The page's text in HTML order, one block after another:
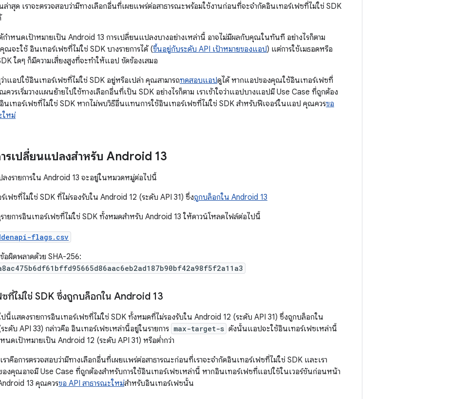
าสุด เราจะตรวจสอบว่ามีทางเลือกอื่นที่เผยแพร่ต่อสาธารณะพร้อมใช้งานก่อนที่จะจำกัดอินเทอร์เฟซที่ไม่ใช่ SDK
ำหนดเป้าหมายเป็น Android 13 การเปลี่ยนแปลงบางอย่างเหล่านี้ อาจไม่มีผลกับคุณในทันที อย่างไรก็ตาม
จะใช้ อินเทอร์เฟซที่ไม่ใช่ SDK บางรายการได้ (ขึ้นอยู่กับระดับ API เป้าหมายของแอป) แต่การใช้เมธอดหรือ
ใดๆ ก็มีความเสี่ยงสูงที่จะทำให้แอป ขัดข้องเสมอ
าแอปใช้อินเทอร์เฟซที่ไม่ใช่ SDK อยู่หรือเปล่า คุณสามารถทดสอบแอปดูได้ หากแอปของคุณใช้อินเทอร์เฟซที่
ควรเริ่มวางแผนย้ายไปใช้ทางเลือกอื่นที่เป็น SDK อย่างไรก็ตาม เราเข้าใจว่าแอปบางแอปมี Use Case ที่ถูกต้อง
นเทอร์เฟซที่ไม่ใช่ SDK หากไม่พบวิธีอื่นแทนการใช้อินเทอร์เฟซที่ไม่ใช่ SDK สำหรับฟีเจอร์ในแอป คุณควรขอ
ใหม่
ารเปลี่ยนแปลงสำหรับ Android 13
งรายการใน Android 13 จะอยู่ในหมวดหมู่ต่อไปนี้
เฟซที่ไม่ใช่ SDK ที่ไม่รองรับใน Android 12 (ระดับ API 31) ซึ่งถูกบล็อกใน Android 13
ายการอินเทอร์เฟซที่ไม่ใช่ SDK ทั้งหมดสำหรับ Android 13 ให้ดาวน์โหลดไฟล์ต่อไปนี้
flags.csv
อผิดพลาดด้วย SHA-256:
ที่ไม่ใช่ SDK ซึ่งถูกบล็อกใน Android 13
นี้แสดงรายการอินเทอร์เฟซที่ไม่ใช่ SDK ทั้งหมดที่ไม่รองรับใน Android 12 (ระดับ API 31) ซึ่งถูกบล็อกใน
ะดับ API 33) กล่าวคือ อินเทอร์เฟซเหล่านี้อยู่ในรายการ max-target-s ดังนั้นแอปจะใช้อินเทอร์เฟซเหล่านี้
นดเป้าหมายเป็น Android 12 (ระดับ API 31) หรือต่ำกว่า
ราคือการตรวจสอบว่ามีทางเลือกอื่นที่เผยแพร่ต่อสาธารณะก่อนที่เราจะจำกัดอินเทอร์เฟซที่ไม่ใช่ SDK และเรา
ของคุณอาจมี Use Case ที่ถูกต้องสำหรับการใช้อินเทอร์เฟซเหล่านี้ หากอินเทอร์เฟซที่แอปใช้ในเวอร์ชันก่อนหน้า
13 คุณควรขอ API สาธารณะใหม่สำหรับอินเทอร์เฟซนั้น